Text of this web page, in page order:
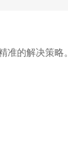
的解决策略。